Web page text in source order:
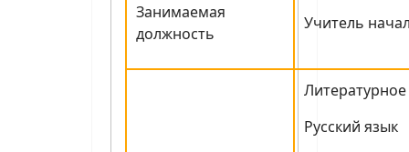
Занимаемая
должность
Учитель
Русский язык